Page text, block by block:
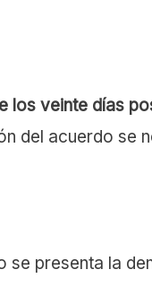
los veinte días
del acuerdo se
se presenta la